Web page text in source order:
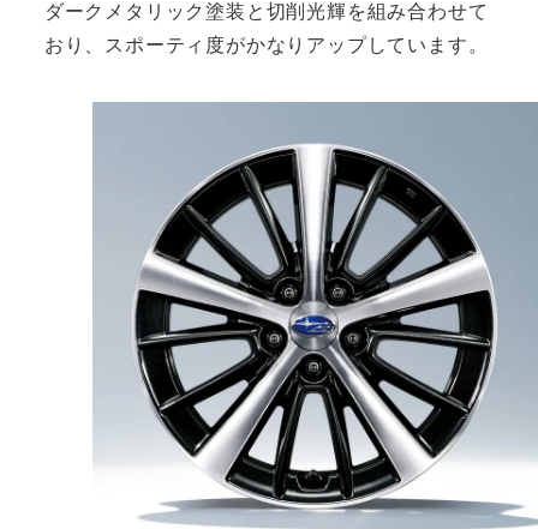
ダークメタリック塗装と切削光輝を組み合わせて
おり、スポーティ度がかなりアップしています。